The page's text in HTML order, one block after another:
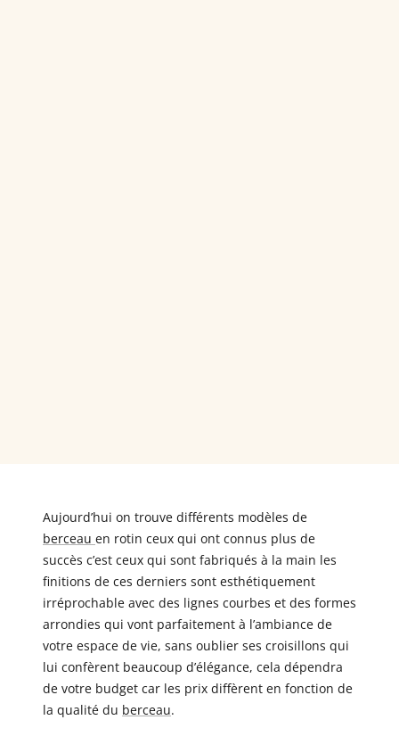
Aujourd’hui on trouve différents modèles de
berceau en rotin ceux qui ont connus plus de
succès c’est ceux qui sont fabriqués à la main les
finitions de ces derniers sont esthétiquement
irréprochable avec des lignes courbes et des formes
arrondies qui vont parfaitement à l’ambiance de
votre espace de vie, sans oublier ses croisillons qui
lui confèrent beaucoup d’élégance, cela dépendra
de votre budget car les prix diffèrent en fonction de
la qualité du berceau.